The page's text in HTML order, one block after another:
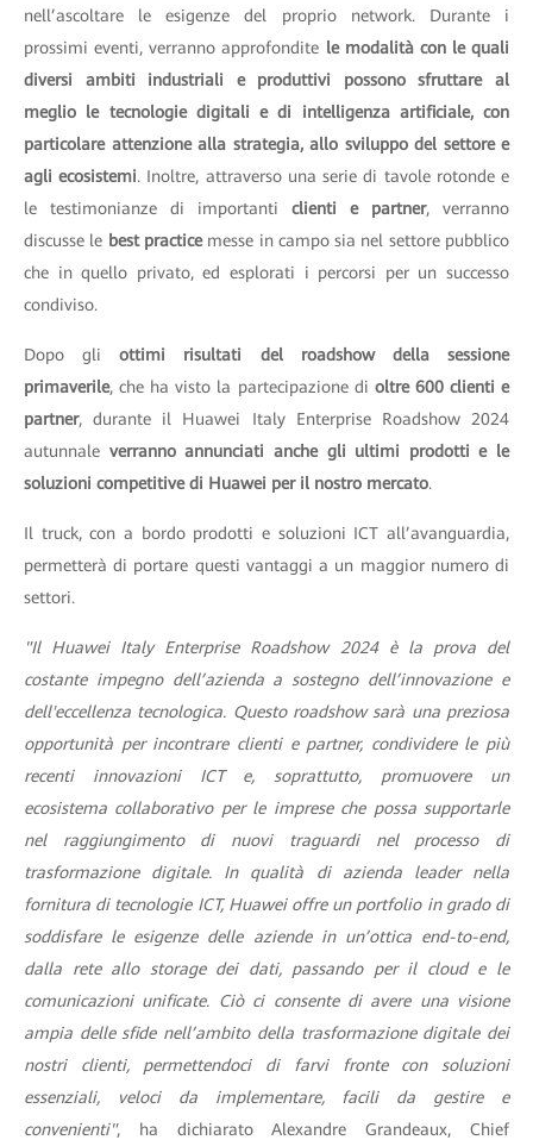
nell’ascoltare le esigenze del proprio network. Durante i
prossimi eventi, verranno approfondite le modalità con le quali
diversi ambiti industriali e produttivi possono sfruttare al
meglio le tecnologie digitali e di intelligenza artificiale, con
particolare attenzione alla strategia, allo sviluppo del settore e
agli ecosistemi. Inoltre, attraverso una serie di tavole rotonde e
le testimonianze di importanti clienti e partner, verranno
discusse le best practicemesse in campo sia nel settore pubblico
che in quello privato, ed esplorati i percorsi per un successo
condiviso.
Dopo gliottimi risultati del roadshow della sessione
primaverile, che ha visto la partecipazione di oltre 600 clienti e
partner, durante il Huawei Italy Enterprise Roadshow 2024
autunnale verranno annunciati anche gli ultimi prodotti e le
soluzioni competitive di Huawei per il nostro mercato.
Il truck, con a bordo prodotti e soluzioni ICT all’avanguardia,
permetterà di portare questi vantaggi a un maggior numero di
settori.
"Il Huawei Italy Enterprise Roadshow 2024 è la prova del
costante impegno dell’azienda a sostegno dell’innovazione e
dell'eccellenza tecnologica. Questo roadshow sarà una preziosa
opportunità per incontrare clienti e partner, condividere le più
recenti innovazioni ICT e, soprattutto, promuovere un
ecosistema collaborativo per le imprese che possa supportarle
nel raggiungimento di nuovi traguardi nel processo di
trasformazione digitale. In qualità di azienda leader nella
fornitura di tecnologie ICT, Huawei offre un portfolio in grado di
soddisfare le esigenze delle aziende in un’ottica end-to-end,
dalla rete allo storage dei dati, passando per il cloud e le
comunicazioni unificate. Ciò ci consente di avere una visione
ampia delle sfide nell’ambito della trasformazione digitale dei
nostri clienti, permettendoci di farvi fronte con soluzioni
essenziali, veloci da implementare, facili da gestire e
convenienti", ha dichiarato Alexandre Grandeaux, Chief